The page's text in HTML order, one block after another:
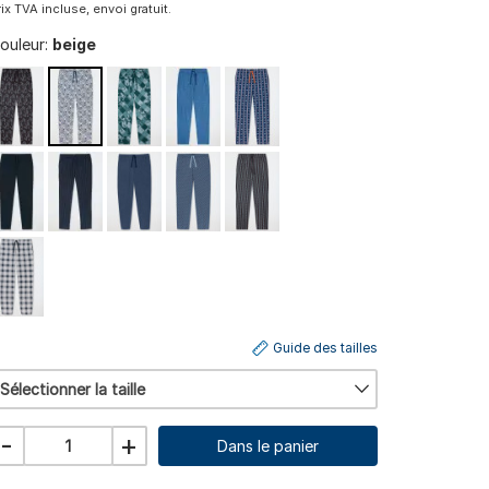
TVA incluse, envoi gratuit.
beige
Sélectionner la taille
Guide des tailles
- + Dans le panier